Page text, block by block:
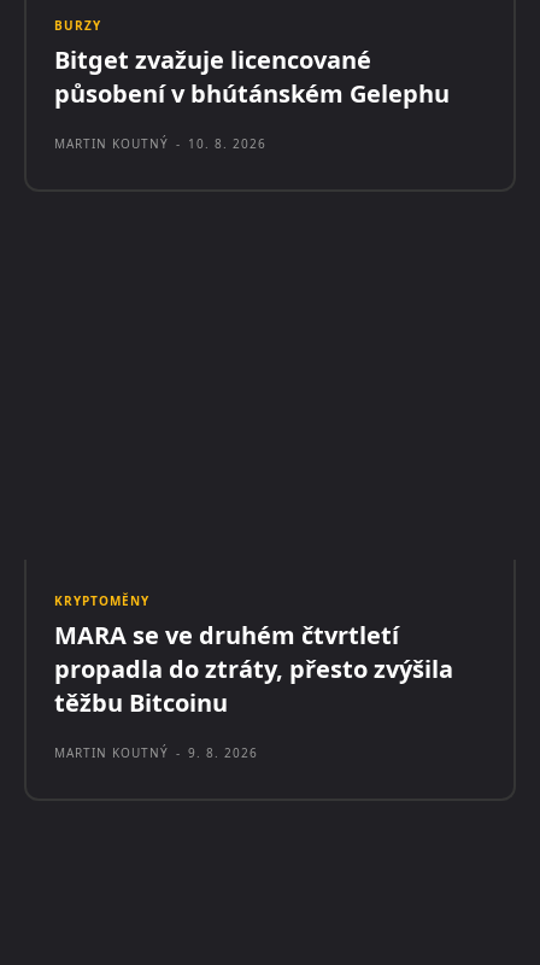
BURZY
Bitget zvažuje licencované
působení v bhútánském Gelephu
MARTIN KOUTNÝ - 10. 8. 2026
KRYPTOMĚNY
MARA se ve druhém čtvrtletí
propadla do ztráty, přesto zvýšila
těžbu Bitcoinu
MARTIN KOUTNÝ - 9. 8. 2026